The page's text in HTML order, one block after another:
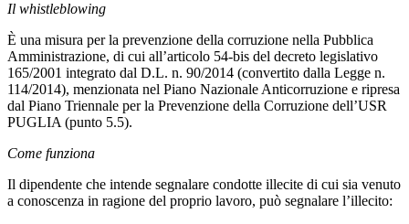
Il whistleblowing
È una misura per la prevenzione della corruzione nella Pubblica
Amministrazione, di cui all’articolo 54-bis del decreto legislativo
165/2001 integrato dal D.L. n. 90/2014 (convertito dalla Legge n.
114/2014), menzionata nel Piano Nazionale Anticorruzione e ripresa
dal Piano Triennale per la Prevenzione della Corruzione dell’USR
PUGLIA (punto 5.5).
Come funziona
Il dipendente che intende segnalare condotte illecite di cui sia venuto
a conoscenza in ragione del proprio lavoro, può segnalare l’illecito: